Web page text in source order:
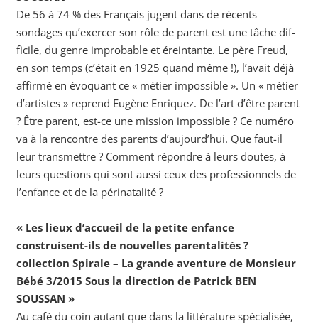
De 56 à 74 % des Français jugent dans de récents
sondages qu’exercer son rôle de parent est une tâche dif-
ficile, du genre improbable et éreintante. Le père Freud,
en son temps (c’était en 1925 quand même !), l’avait déjà
affirmé en évoquant ce « métier impossible ». Un « métier
d’artistes » reprend Eugène Enriquez. De l’art d’être parent
? Être parent, est-ce une mission impossible ? Ce numéro
va à la rencontre des parents d’aujourd’hui. Que faut-il
leur transmettre ? Comment répondre à leurs doutes, à
leurs questions qui sont aussi ceux des professionnels de
l’enfance et de la périnatalité ?
« Les lieux d’accueil de la petite enfance
construisent-ils de nouvelles parentalités ?
collection Spirale – La grande aventure de Monsieur
Bébé 3/2015 Sous la direction de Patrick BEN
SOUSSAN »
Au café du coin autant que dans la littérature spécialisée,